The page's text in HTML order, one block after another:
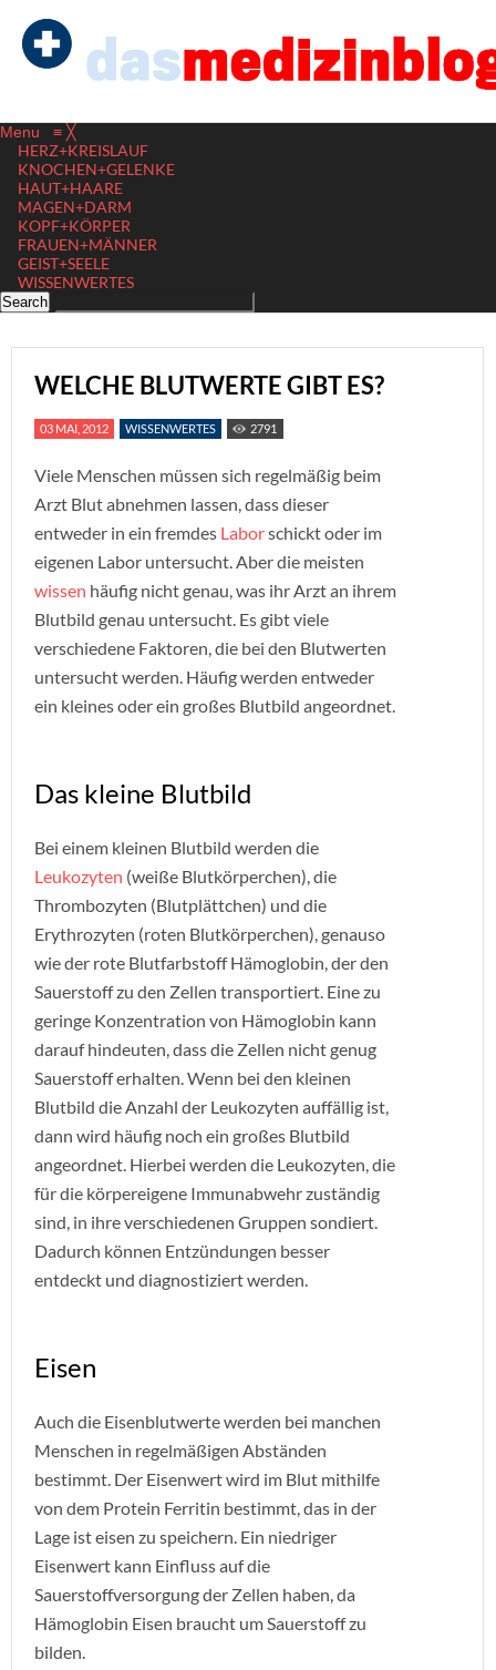
Menu ≡ ╳
HERZ+KREISLAUF
KNOCHEN+GELENKE
HAUT+HAARE
MAGEN+DARM
KOPF+KÖRPER
FRAUEN+MÄNNER
GEIST+SEELE
WISSENWERTES
WELCHE BLUTWERTE GIBT ES?
03 MAI, 2012 WISSENWERTES 2791
Viele Menschen müssen sich regelmäßig beim
Arzt Blut abnehmen lassen, dass dieser
entweder in ein fremdes Laborschickt oder im
eigenen Labor untersucht. Aber die meisten
wissen häufig nicht genau, was ihr Arzt an ihrem
Blutbild genau untersucht. Es gibt viele
verschiedene Faktoren, die bei den Blutwerten
untersucht werden. Häufig werden entweder
ein kleines oder ein großes Blutbild angeordnet.
Das kleine Blutbild
Bei einem kleinen Blutbild werden die
Leukozyten (weiße Blutkörperchen), die
Thrombozyten (Blutplättchen) und die
Erythrozyten (roten Blutkörperchen), genauso
wie der rote Blutfarbstoff Hämoglobin, der den
Sauerstoff zu den Zellen transportiert. Eine zu
geringe Konzentration von Hämoglobin kann
darauf hindeuten, dass die Zellen nicht genug
Sauerstoff erhalten. Wenn bei den kleinen
Blutbild die Anzahl der Leukozyten auffällig ist,
dann wird häufig noch ein großes Blutbild
angeordnet. Hierbei werden die Leukozyten, die
für die körpereigene Immunabwehr zuständig
sind, in ihre verschiedenen Gruppen sondiert.
Dadurch können Entzündungen besser
entdeckt und diagnostiziert werden.
Eisen
Auch die Eisenblutwerte werden bei manchen
Menschen in regelmäßigen Abständen
bestimmt. Der Eisenwert wird im Blut mithilfe
von dem Protein Ferritin bestimmt, das in der
Lage ist eisen zu speichern. Ein niedriger
Eisenwert kann Einfluss auf die
Sauerstoffversorgung der Zellen haben, da
Hämoglobin Eisen braucht um Sauerstoff zu
bilden.